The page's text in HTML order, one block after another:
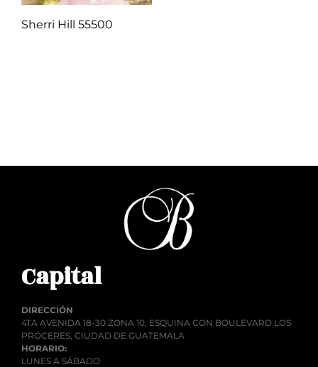
Sherri Hill 55500
Capital
DIRECCIÓN
4TA AVENIDA 18-30 ZONA 10, ESQUINA CON BOULEVARD LOS
PRÓCERES, CIUDAD DE GUATEMALA
HORARIO:
LUNES A SÁBADO